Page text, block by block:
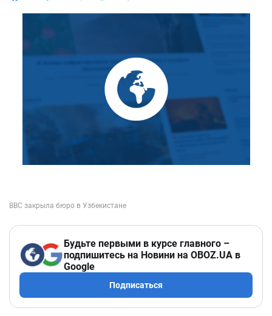
Будьте первыми в курсе главного –
подпишитесь на Новини на OBOZ.UA в
Google
Подписаться